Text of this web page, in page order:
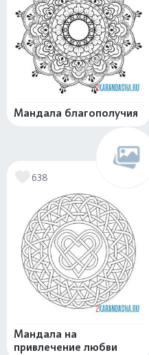
Мандала благополучия
638
Мандала на
привлечение любви